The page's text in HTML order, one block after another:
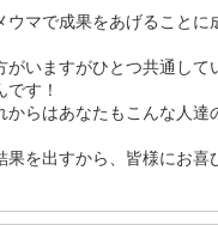
ウマで成果をあげること
がいますがひとつ共通し
です！
からはあなたもこんな人
果を出すから、皆様にお喜